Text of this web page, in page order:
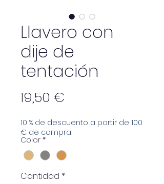
Llavero con
dije de
tentación
19,50 €
10 % de descuento a partir de 100
€ de compra
Color *
Cantidad *